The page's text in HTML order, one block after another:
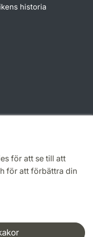
för att se till att
för att förbättra din
historia